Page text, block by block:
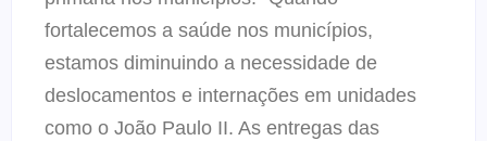
fortalecemos a saúde nos municípios,
estamos diminuindo a necessidade de
deslocamentos e internações em unidades
como o João Paulo II. As entregas das